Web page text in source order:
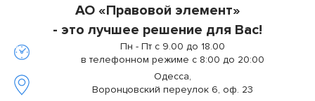
АО «Правовой элемент»
- это лучшее решение для Вас!
Пн - Пт с 9.00 до 18.00
в телефонном режиме с 8:00 до 20:00
Одесса,
Воронцовский переулок 6, оф. 23